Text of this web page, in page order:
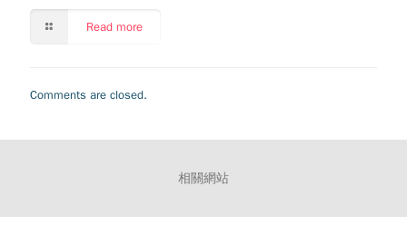
Read more
Comments are closed.
相關網站